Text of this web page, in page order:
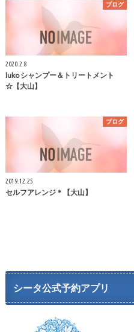
ブログ
2020.2.8
luko シャンプー＆トリートメント
☆【大山】
ブログ
2019.12.25
セルフアレンジ＊【大山】
シータ公式予約アプリ